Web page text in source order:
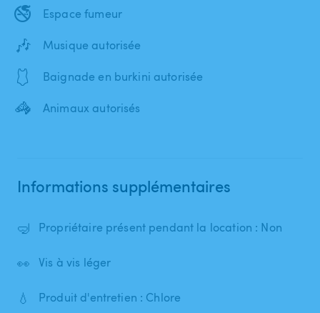
🚭 Espace fumeur
🎶 Musique autorisée
🩱 Baignade en burkini autorisée
🦓 Animaux autorisés
Informations supplémentaires
🤿 Propriétaire présent pendant la location : Non
👀 Vis à vis léger
💧 Produit d'entretien : Chlore